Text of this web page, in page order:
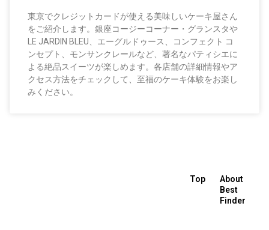
東京でクレジットカードが使える美味しいケーキ屋さん
をご紹介します。銀座コージーコーナー・グランスタや
LE JARDIN BLEU、エーグルドゥース、コンフェクト コ
ンセプト、モンサンクレールなど、著名なパティシエに
よる絶品スイーツが楽しめます。各店舗の詳細情報やア
クセス方法をチェックして、至福のケーキ体験をお楽し
みください。
Top
About
Best
Finder